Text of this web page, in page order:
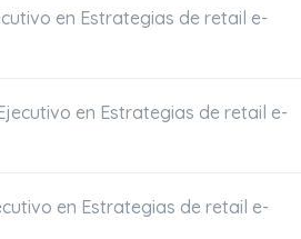
en Estrategias de retail e-
en Estrategias de retail e-
en Estrategias de retail e-